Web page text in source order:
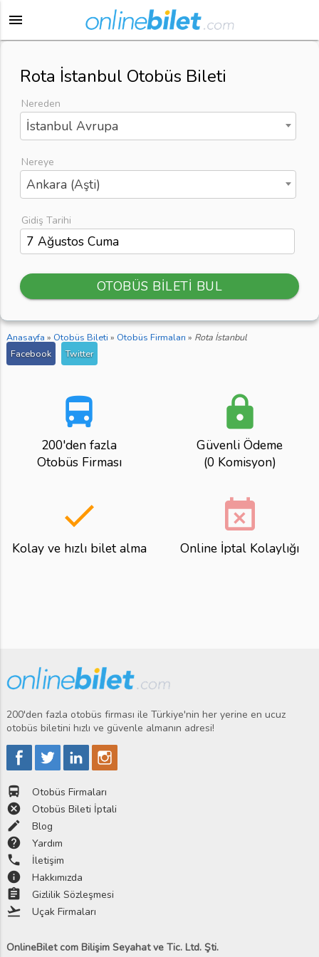
menu
Rota İstanbul Otobüs Bileti
Nereden
İstanbul Avrupa
Nereye
Ankara (Aşti)
Gidiş Tarihi
OTOBÜS BİLETİ BUL
Anasayfa » Otobüs Bileti » Otobüs Firmaları » Rota İstanbul
Facebook
Twitter
directions_bus
200'den fazla
Otobüs Firması
lock
Güvenli Ödeme
(0 Komisyon)
done
Kolay ve hızlı bilet alma
event_busy
Online İptal Kolaylığı
200'den fazla otobüs firması ile Türkiye'nin her yerine en ucuz
otobüs biletini hızlı ve güvenle almanın adresi!
directions_bus Otobüs Firmaları
cancel Otobüs Bileti İptali
edit Blog
help Yardım
phone İletişim
info Hakkımızda
assignment Gizlilik Sözleşmesi
flight_takeoff Uçak Firmaları
OnlineBilet com Bilişim Seyahat ve Tic. Ltd. Şti.